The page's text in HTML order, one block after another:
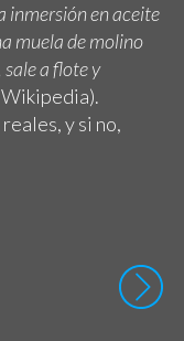
inmersión en aceite
muela de molino
a flote y
y si no,